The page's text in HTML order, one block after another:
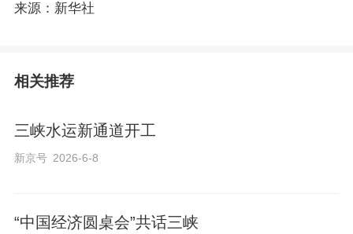
来源：新华社
相关推荐
三峡水运新通道开工
新京号 2026-6-8
“中国经济圆桌会”共话三峡